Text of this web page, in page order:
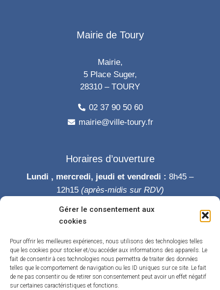
Gérer le consentement aux
cookies
Pour offrir les meilleures expériences, nous utilisons des technologies telles
que les cookies pour stocker et/ou accéder aux informations des appareils. Le
fait de consentir à ces technologies nous permettra de traiter des données
telles que le comportement de navigation ou les ID uniques sur ce site. Le fait
de ne pas consentir ou de retirer son consentement peut avoir un effet négatif
sur certaines caractéristiques et fonctions.
Mairie de Toury
Mairie,
5 Place Suger,
28310 – TOURY
02 37 90 50 60
mairie@ville-toury.fr
Horaires d’ouverture
Lundi , mercredi, jeudi et vendredi : 8h45 –
12h15 (après-midis sur RDV)